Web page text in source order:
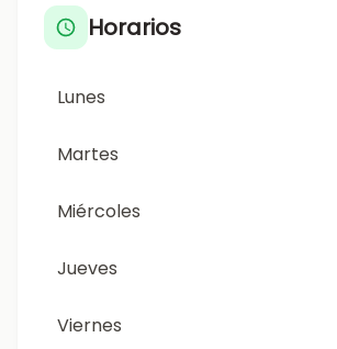
Horarios
Lunes
Martes
Miércoles
Jueves
Viernes